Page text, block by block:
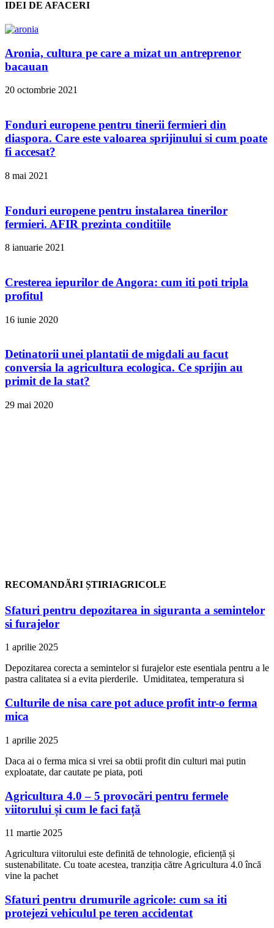
IDEI DE AFACERI
Aronia, cultura pe care a mizat un antreprenor
bacauan
20 octombrie 2021
Fonduri europene pentru tinerii fermieri din
diaspora. Care este valoarea sprijinului si cum poate
fi accesat?
8 mai 2021
Fonduri europene pentru instalarea tinerilor
fermieri. AFIR prezinta conditiile
8 ianuarie 2021
Cresterea iepurilor de Angora: cum iti poti tripla
profitul
16 iunie 2020
Detinatorii unei plantatii de migdali au facut
conversia la agricultura ecologica. Ce sprijin au
primit de la stat?
29 mai 2020
RECOMANDĂRI ȘTIRIAGRICOLE
Sfaturi pentru depozitarea in siguranta a semintelor
si furajelor
1 aprilie 2025
Depozitarea corecta a semintelor si furajelor este esentiala pentru a le
pastra calitatea si a evita pierderile. Umiditatea, temperatura si
Culturile de nisa care pot aduce profit intr-o ferma
mica
1 aprilie 2025
Daca ai o ferma mica si vrei sa obtii profit din culturi mai putin
exploatate, dar cautate pe piata, poti
Agricultura 4.0 – 5 provocări pentru fermele
viitorului și cum le faci față
11 martie 2025
Agricultura viitorului este definită de tehnologie, eficiență și
sustenabilitate. Cu toate acestea, tranziția către Agricultura 4.0 încă
vine la pachet
Sfaturi pentru drumurile agricole: cum sa iti
protejezi vehiculul pe teren accidentat